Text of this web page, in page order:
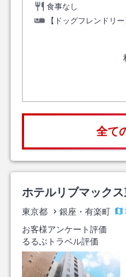
食事なし
【ドッグフレンドリ
全て
ホテルリブマック
東京都 銀座・有楽町
お客様アンケート評価
るるぶトラベル評価